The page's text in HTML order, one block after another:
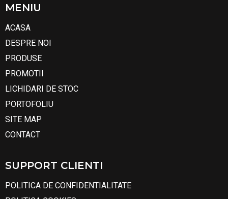
MENIU
ACASA
DESPRE NOI
PRODUSE
PROMOTII
LICHIDARI DE STOC
PORTOFOLIU
SITE MAP
CONTACT
SUPPORT CLIENTI
POLITICA DE CONFIDENTIALITATE